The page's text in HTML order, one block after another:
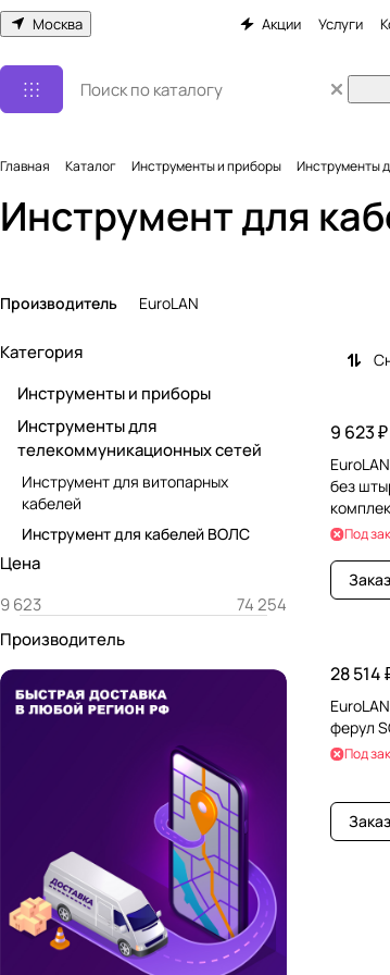
Москва Акции Услуги
Главная Каталог Инструменты и приборы Инструменты
Инструмент для
Производитель EuroLAN
9 623 ₽
без
Под
28 514
ферул
Под
Категория
Инструменты и приборы
Инструменты для
телекоммуникационных сетей
Инструмент для витопарных
кабелей
Инструмент для кабелей ВОЛС
Цена
Производитель